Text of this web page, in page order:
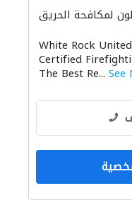
لمكافحة الحريق
White Rock
Certified
The Best Re... See